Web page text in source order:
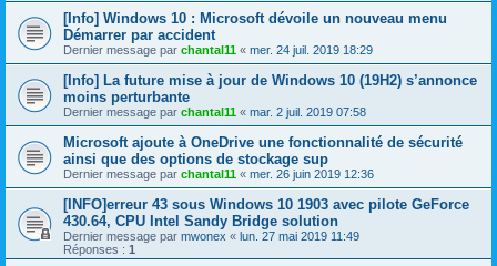
[Info] Windows 10 : Microsoft dévoile un nouveau menu
Démarrer par accident
Dernier message par chantal11 « mer. 24 juil. 2019 18:29
[Info] La future mise à jour de Windows 10 (19H2) s’annonce
moins perturbante
Dernier message par chantal11 « mar. 2 juil. 2019 07:58
Microsoft ajoute à OneDrive une fonctionnalité de sécurité
ainsi que des options de stockage sup
Dernier message par chantal11 « mer. 26 juin 2019 12:36
[INFO]erreur 43 sous Windows 10 1903 avec pilote GeForce
430.64, CPU Intel Sandy Bridge solution
Dernier message par mwonex « lun. 27 mai 2019 11:49
Réponses : 1